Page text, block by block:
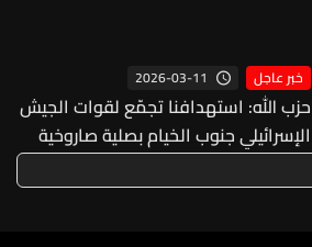
خبر عاجل 2026-03-11
حزب الله: استهدافنا تجمّع لقوات الجيش
الإسرائيلي جنوب الخيام بصلية صاروخية
للمرة الثانية صباح اليوم